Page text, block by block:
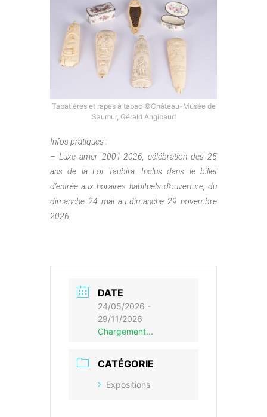
Tabatières et rapes à tabac ©Château-Musée de
Saumur, Gérald Angibaud
Infos pratiques :
– Luxe amer 2001-2026, célébration des 25
ans de la Loi Taubira. Inclus dans le billet
d’entrée aux horaires habituels d’ouverture, du
dimanche 24 mai au dimanche 29 novembre
2026.
DATE
24/05/2026 -
29/11/2026
Chargement...
CATÉGORIE
Expositions